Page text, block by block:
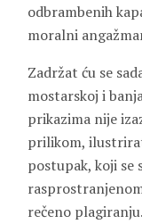
odbrambenih
moralni
Zadržat ću se
mostarskoj i
prikazima nije
prilikom,
postupak, koji se
rečeno